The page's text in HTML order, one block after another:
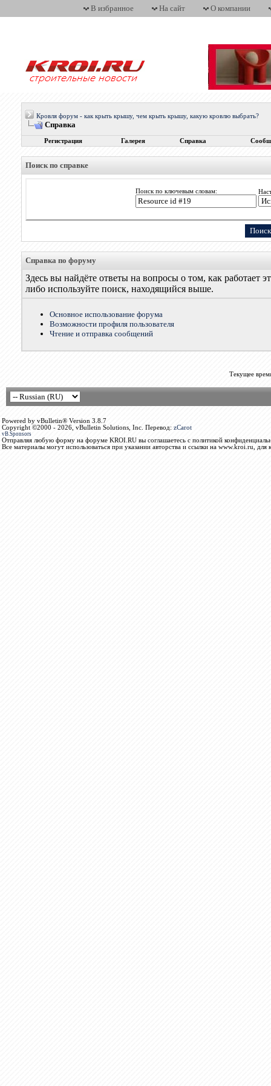
В избранное На сайт О компании
Кровля форум - как крыть крышу, чем крыть крышу, какую кровлю выбрать?
Справка
Регистрация Галерея Справка
Поиск по справке
Поиск по ключевым словам:
Справка по форуму
Здесь вы найдёте ответы на вопросы о том, как
либо используйте поиск, находящийся выше.
Основное использование форума
Возможности профиля пользователя
Чтение и отправка сообщений
Текущее
Powered by vBulletin® Version 3.8.7
Copyright ©2000 - 2026, vBulletin Solutions, Inc. Перевод: zCarot
vB.Sponsors
Отправляя любую форму на форуме KROI.RU вы соглашаетесь с политикой
Все материалы могут использоваться при указании авторства и ссылки на www.kroi.ru, для